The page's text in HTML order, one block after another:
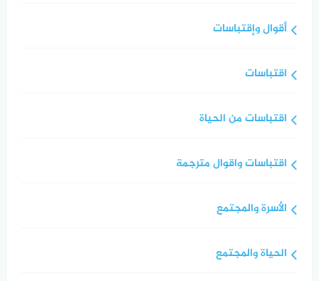
أقوال وإقتباسات
اقتباسات
اقتباسات من الحياة
اقتباسات واقوال مترجمة
الأسرة والمجتمع
الحياة والمجتمع